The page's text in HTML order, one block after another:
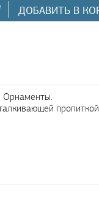
ДОБАВИТЬ В
Орнаменты.
пропиткой.